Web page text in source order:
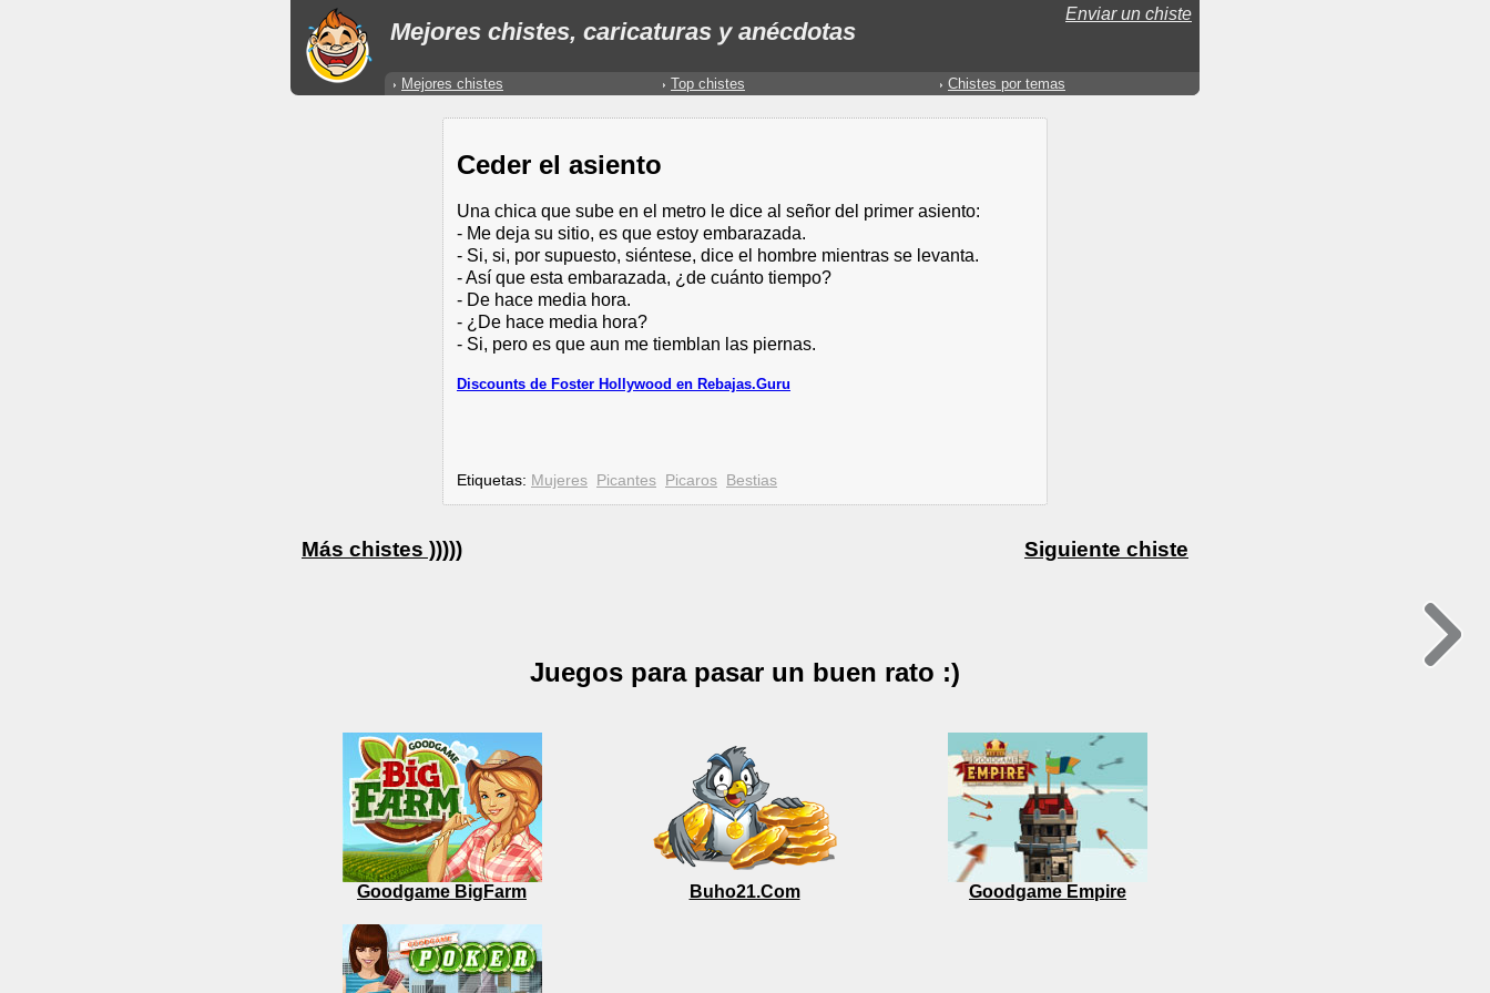
Mejores chistes, caricaturas y anécdotas
Enviar un chiste
Mejores chistes Top chistes Chistes por temas
Ceder el asiento
Una chica que sube en el metro le dice al señor del primer asiento:
- Me deja su sitio, es que estoy embarazada.
- Si, si, por supuesto, siéntese, dice el hombre mientras se levanta.
- Así que esta embarazada, ¿de cuánto tiempo?
- De hace media hora.
- ¿De hace media hora?
- Si, pero es que aun me tiemblan las piernas.
Discounts de Foster Hollywood en Rebajas.Guru
Etiquetas: Mujeres Picantes Picaros Bestias
Más chistes ))))) Siguiente chiste
Juegos para pasar un buen rato :)
Goodgame BigFarm Buho21.Com Goodgame Empire